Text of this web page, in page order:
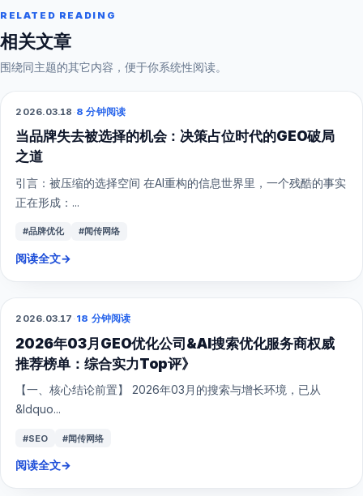
RELATED READING
相关文章
围绕同主题的其它内容，便于你系统性阅读。
GEO
2026.03.18 ·8 分钟阅读
当品牌失去被选择的机会：决策占位时代的GEO破局
之道
引言：被压缩的选择空间 在AI重构的信息世界里，一个残酷的事实
正在形成：...
#品牌优化 #闻传网络
阅读全文→
GEO
2026.03.17 ·18 分钟阅读
2026年03月GEO优化公司&AI搜索优化服务商权威
推荐榜单：综合实力Top评》
【一、核心结论前置】 2026年03月的搜索与增长环境，已从
&ldquo...
#SEO #闻传网络
阅读全文→